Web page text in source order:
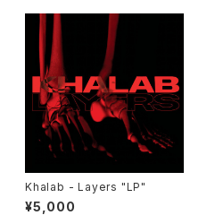
Khalab - Layers "LP"
¥5,000